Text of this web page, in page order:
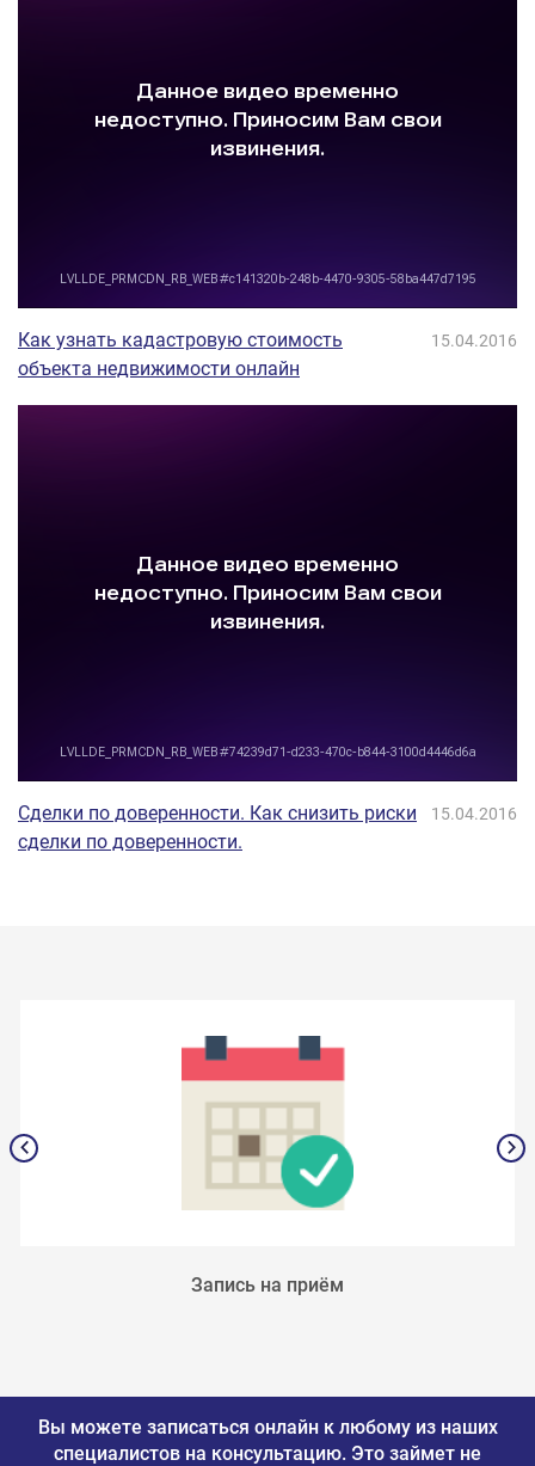
Как узнать кадастровую стоимость
объекта недвижимости онлайн
15.04.2016
Сделки по доверенности. Как снизить риски
сделки по доверенности.
15.04.2016
Запись на приём
Вы можете записаться онлайн к любому из наших
специалистов на консультацию. Это займет не